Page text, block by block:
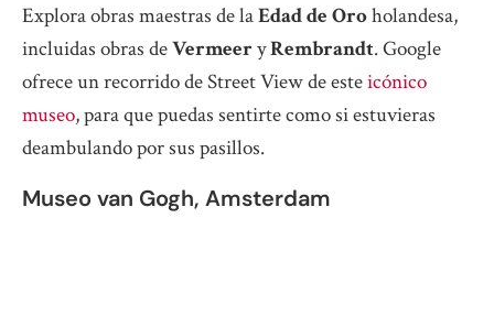
Explora obras maestras de laEdad de Oroholandesa,
incluidas obras deVermeer yRembrandt. Google
ofrece un recorrido de Street View de esteicónico
museo, para que puedas sentirte como si estuvieras
deambulando por sus pasillos.
Museo van Gogh, Amsterdam